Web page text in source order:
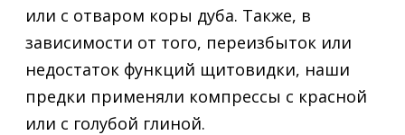
или с отваром коры дуба. Также, в
зависимости от того, переизбыток или
недостаток функций щитовидки, наши
предки применяли компрессы с красной
или с голубой глиной.